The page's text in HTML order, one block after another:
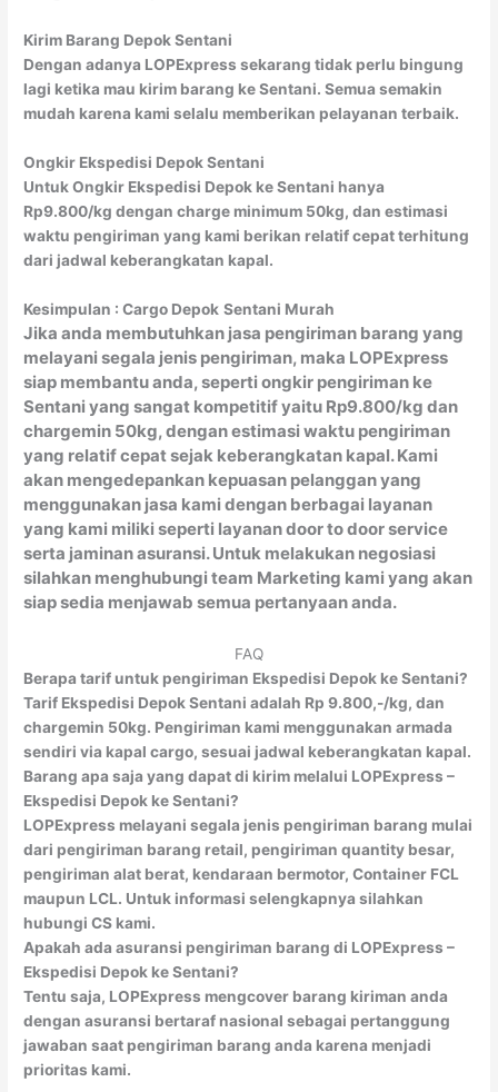
Kirim Barang Depok Sentani
Dengan adanya LOPExpress sekarang tidak perlu bingung
lagi ketika mau kirim barang ke Sentani. Semua semakin
mudah karena kami selalu memberikan pelayanan terbaik.
Ongkir Ekspedisi Depok Sentani
Untuk Ongkir Ekspedisi Depok ke Sentani hanya
Rp9.800/kg dengan charge minimum 50kg, dan estimasi
waktu pengiriman yang kami berikan relatif cepat terhitung
dari jadwal keberangkatan kapal.
Kesimpulan : Cargo Depok Sentani Murah
Jika anda membutuhkan jasa pengiriman barang yang
melayani segala jenis pengiriman, maka LOPExpress
siap membantu anda, seperti ongkir pengiriman ke
Sentani yang sangat kompetitif yaitu Rp9.800/kg dan
chargemin 50kg, dengan estimasi waktu pengiriman
yang relatif cepat sejak keberangkatan kapal. Kami
akan mengedepankan kepuasan pelanggan yang
menggunakan jasa kami dengan berbagai layanan
yang kami miliki seperti layanan door to door service
serta jaminan asuransi. Untuk melakukan negosiasi
silahkan menghubungi team Marketing kami yang akan
siap sedia menjawab semua pertanyaan anda.
FAQ
Berapa tarif untuk pengiriman Ekspedisi Depok ke Sentani?
Tarif Ekspedisi Depok Sentani adalah Rp 9.800,-/kg, dan
chargemin 50kg. Pengiriman kami menggunakan armada
sendiri via kapal cargo, sesuai jadwal keberangkatan kapal.
Barang apa saja yang dapat di kirim melalui LOPExpress –
Ekspedisi Depok ke Sentani?
LOPExpress melayani segala jenis pengiriman barang mulai
dari pengiriman barang retail, pengiriman quantity besar,
pengiriman alat berat, kendaraan bermotor, Container FCL
maupun LCL. Untuk informasi selengkapnya silahkan
hubungi CS kami.
Apakah ada asuransi pengiriman barang di LOPExpress –
Ekspedisi Depok ke Sentani?
Tentu saja, LOPExpress mengcover barang kiriman anda
dengan asuransi bertaraf nasional sebagai pertanggung
jawaban saat pengiriman barang anda karena menjadi
prioritas kami.